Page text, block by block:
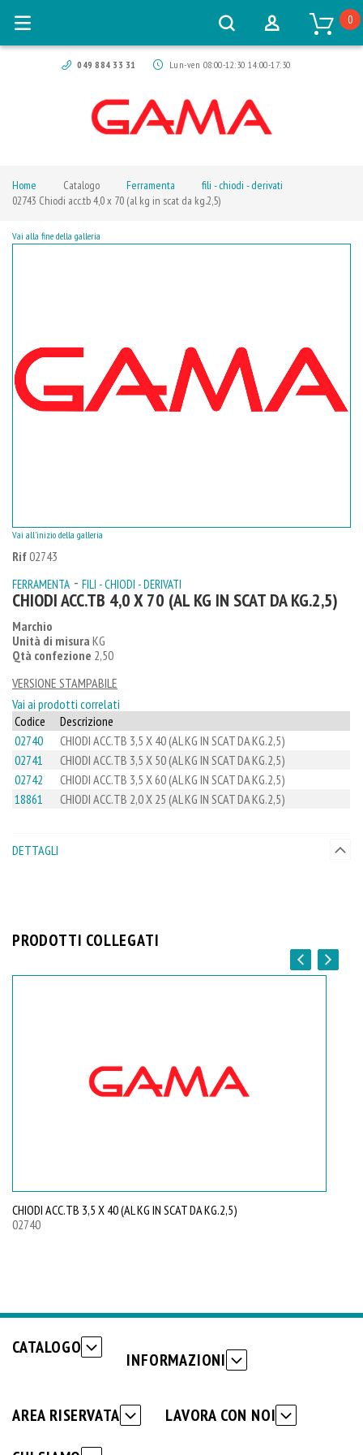
049 884 33 31 Lun-ven 08:00-12:30 14:00-17:30
0
Home Catalogo Ferramenta
fili - chiodi - derivati
02743 Chiodi acc.tb 4,0 x 70 (al kg in scat da kg.2,5)
Rif02743
FERRAMENTA - FILI - CHIODI - DERIVATI
CHIODI ACC.TB 4,0 X 70 (AL KG IN SCAT DA KG.2,5)
Marchio
Unità di misura KG
Qtà confezione 2,50
VERSIONE STAMPABILE
Vai ai prodotti correlati
Codice
Descrizione
02740
CHIODI ACC.TB 3,5 X 40 (AL KG IN SCAT DA KG.2,5)
02741
CHIODI ACC.TB 3,5 X 50 (AL KG IN SCAT DA KG.2,5)
02742
CHIODI ACC.TB 3,5 X 60 (AL KG IN SCAT DA KG.2,5)
18861
CHIODI ACC.TB 2,0 X 25 (AL KG IN SCAT DA KG.2,5)
Vai alla fine della galleria
Vai all'inizio della galleria
DETTAGLI
PRODOTTI COLLEGATI
CHIODI ACC.TB 3,5 X 40 (AL KG IN SCAT DA KG.2,5)
02740
CATALOGO
INFORMAZIONI
AREA RISERVATA LAVORA CON NOI